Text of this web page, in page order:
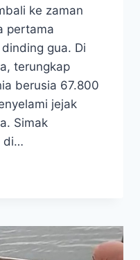
ke zaman
pertama
gua. Di
terungkap
berusia 67.800
jejak
Simak
di…